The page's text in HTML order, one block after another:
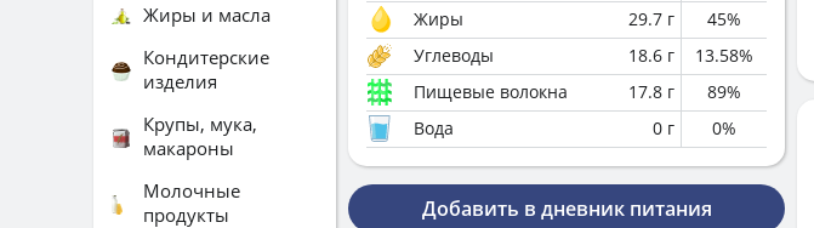
Жиры
29.7 г 45%
Углеводы
18.6 г 13.58%
Пищевые волокна
17.8 г 89%
Вода
0 г 0%
Добавить в дневник питания
Жиры и масла
Кондитерские
изделия
Крупы, мука,
макароны
Молочные
продукты